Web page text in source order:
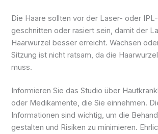
Die Haare sollten vor der Laser- oder
geschnitten oder rasiert sein, damit der
Haarwurzel besser erreicht. Wachsen
Sitzung ist nicht ratsam, da die
muss.
Informieren Sie das Studio über
oder Medikamente, die Sie einnehmen.
Informationen sind wichtig, um die
gestalten und Risiken zu minimieren.